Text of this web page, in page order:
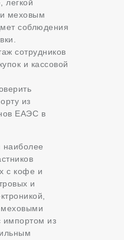
легкой
меховым
соблюдения
сотрудников
и кассовой
из
ЕАЭС в
наиболее
с кофе и
и
меховыми
импортом из